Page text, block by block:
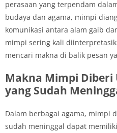
perasaan yang terpendam
budaya dan agama, mimpi
komunikasi antara alam gaib
mimpi sering kali
mencari makna di balik pesan
Makna Mimpi Diberi
yang Sudah
Dalam berbagai agama, mimpi
sudah meninggal dapat